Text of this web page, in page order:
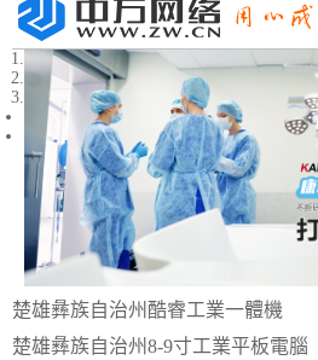
2
Previous
Next
楚雄彝族自治州酷睿工業一體機
楚雄彝族自治州8-9寸工業平板電腦